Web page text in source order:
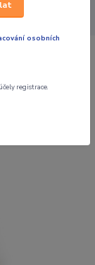
Lens&Google
osobních
registrace.